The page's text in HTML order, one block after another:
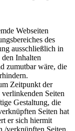
Webseiten
des
ausschließlich in
Inhalten
zumutbar wäre, die
Zeitpunkt der
Seiten
Gestaltung, die
Seiten hat
er sich hiermit
/verknüpften Seiten,